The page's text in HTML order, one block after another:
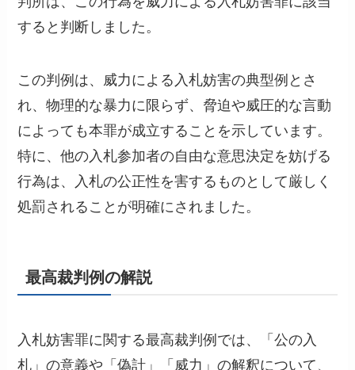
すると判断しました。
この判例は、威力による入札妨害の典型例とさ
れ、物理的な暴力に限らず、脅迫や威圧的な言動
によっても本罪が成立することを示しています。
特に、他の入札参加者の自由な意思決定を妨げる
行為は、入札の公正性を害するものとして厳しく
処罰されることが明確にされました。
最高裁判例の解説
入札妨害罪に関する最高裁判例では、「公の入
札」の意義や「偽計」「威力」の解釈について、